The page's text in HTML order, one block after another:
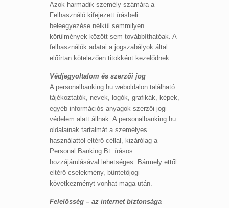
Azok harmadik személy számára a
Felhasználó kifejezett írásbeli
beleegyezése nélkül semmilyen
körülmények között sem továbbíthatóak. A
felhasználók adatai a jogszabályok által
előírtan kötelezően titokként kezelődnek.
Védjegyoltalom és szerzői jog
A personalbanking.hu weboldalon található
tájékoztatók, nevek, logók, grafikák, képek,
egyéb információs anyagok szerzői jogi
védelem alatt állnak. A personalbanking.hu
oldalainak tartalmát a személyes
használattól eltérő céllal, kizárólag a
Personal Banking Bt. írásos
hozzájárulásával lehetséges. Bármely ettől
eltérő cselekmény, büntetőjogi
következményt vonhat maga után.
Felelősség – az internet biztonsága